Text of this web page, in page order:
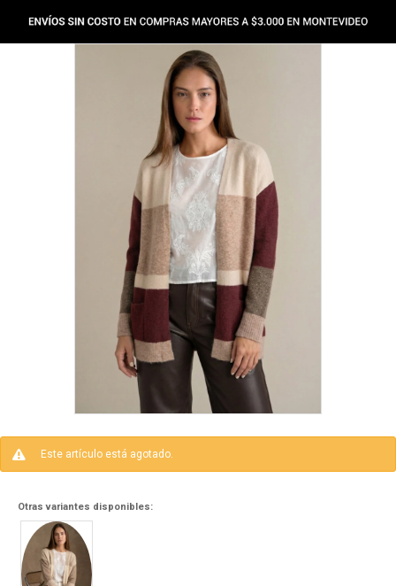
Este artículo está agotado.
Otras variantes disponibles: